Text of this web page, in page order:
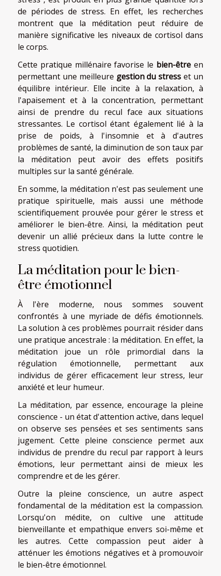
de périodes de stress. En effet, les recherches
montrent que la méditation peut réduire de
manière significative les niveaux de cortisol dans
le corps.
Cette pratique millénaire favorise le bien-être en
permettant une meilleure gestion du stress et un
équilibre intérieur. Elle incite à la relaxation, à
l'apaisement et à la concentration, permettant
ainsi de prendre du recul face aux situations
stressantes. Le cortisol étant également lié à la
prise de poids, à l'insomnie et à d'autres
problèmes de santé, la diminution de son taux par
la méditation peut avoir des effets positifs
multiples sur la santé générale.
En somme, la méditation n'est pas seulement une
pratique spirituelle, mais aussi une méthode
scientifiquement prouvée pour gérer le stress et
améliorer le bien-être. Ainsi, la méditation peut
devenir un allié précieux dans la lutte contre le
stress quotidien.
La méditation pour le bien-
être émotionnel
À l'ère moderne, nous sommes souvent
confrontés à une myriade de défis émotionnels.
La solution à ces problèmes pourrait résider dans
une pratique ancestrale : la méditation. En effet, la
méditation joue un rôle primordial dans la
régulation émotionnelle, permettant aux
individus de gérer efficacement leur stress, leur
anxiété et leur humeur.
La méditation, par essence, encourage la pleine
conscience - un état d'attention active, dans lequel
on observe ses pensées et ses sentiments sans
jugement. Cette pleine conscience permet aux
individus de prendre du recul par rapport à leurs
émotions, leur permettant ainsi de mieux les
comprendre et de les gérer.
Outre la pleine conscience, un autre aspect
fondamental de la méditation est la compassion.
Lorsqu'on médite, on cultive une attitude
bienveillante et empathique envers soi-même et
les autres. Cette compassion peut aider à
atténuer les émotions négatives et à promouvoir
le bien-être émotionnel.